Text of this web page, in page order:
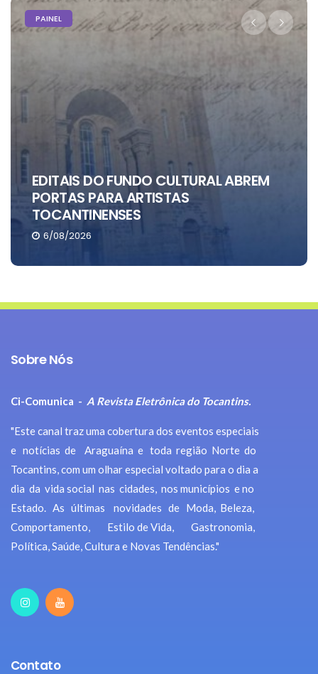
PAINEL
EDITAIS DO FUNDO CULTURAL ABREM
PORTAS PARA ARTISTAS
TOCANTINENSES
6/08/2026
Sobre Nós
Ci-Comunica - A Revista Eletrônica do Tocantins.
"Este canal traz uma cobertura dos eventos especiais
e notícias de Araguaína e toda região Norte do
Tocantins, com um olhar especial voltado para o dia a
dia da vida social nas cidades, nos municípios e no
Estado. As últimas novidades de Moda, Beleza,
Comportamento, Estilo de Vida, Gastronomia,
Política, Saúde, Cultura e Novas Tendências."
Contato